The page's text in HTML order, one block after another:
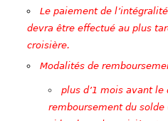
Le paiement de
devra être effectué au plus
croisière.
Modalités de
plus d’1 mois avant le
remboursement du